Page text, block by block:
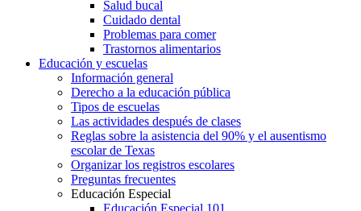
Salud bucal
Cuidado dental
Problemas para comer
Trastornos alimentarios
Educación y escuelas
Información general
Derecho a la educación pública
Tipos de escuelas
Las actividades después de clases
Reglas sobre la asistencia del 90% y el ausentismo
escolar de Texas
Organizar los registros escolares
Preguntas frecuentes
Educación Especial
Educación Especial 101